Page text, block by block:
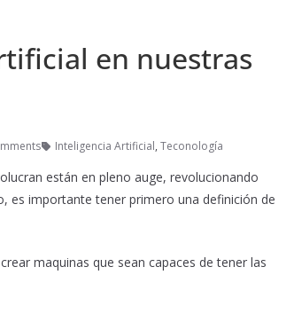
en nuestras
Inteligencia Artificial, Teconología
están en pleno auge, revolucionando
es importante tener primero una definición de
maquinas que sean capaces de tener las